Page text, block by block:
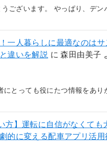
ございます。 やっぱり、デン
一人暮らしに最適なのはサ
違いを解説 に森田由美子
にとっても役にたつ情報をあり
方】運転に自信がなくても
的に変える配車アプリ活用